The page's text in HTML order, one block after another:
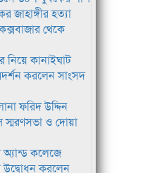
জাহাঙ্গীর হত্যা
থেকে
নিয়ে কানাইঘাট
করলেন সাংসদ
ফরিদ উদ্দিন
স্মরণসভা ও দোয়া
অ্যান্ড কলেজে
উদ্বোধন করলেন